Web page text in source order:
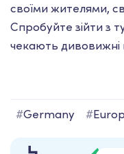
своїми жителями,
Спробуйте зійти з
чекають дивовижні
#Germany #